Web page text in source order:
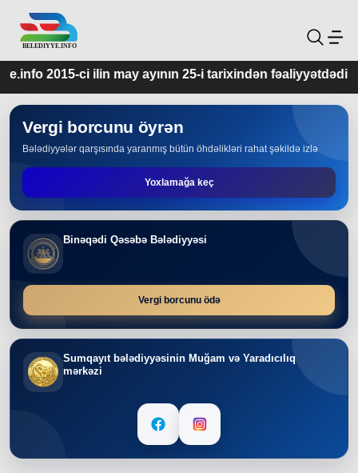
ayının 25-i tarixindən fəaliyyətdədir.
Vergi borcunu öyrən
Bələdiyyələr qarşısında yaranmış bütün öhdəlikləri rahat şəkildə izlə
Yoxlamağa keç
Binəqədi Qəsəbə Bələdiyyəsi
Vergi borcunu ödə
Sumqayıt bələdiyyəsinin Muğam və Yaradıcılıq
mərkəzi